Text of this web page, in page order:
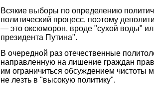
Всякие выборы по определению
политический процесс, поэтому
— это оксюморон, вроде "сухой воды"
президента Путина".
В очередной раз отечественные
направленную на лишение граждан
им ограничиться обсуждением чистоты
не лезть в "высокую политику".